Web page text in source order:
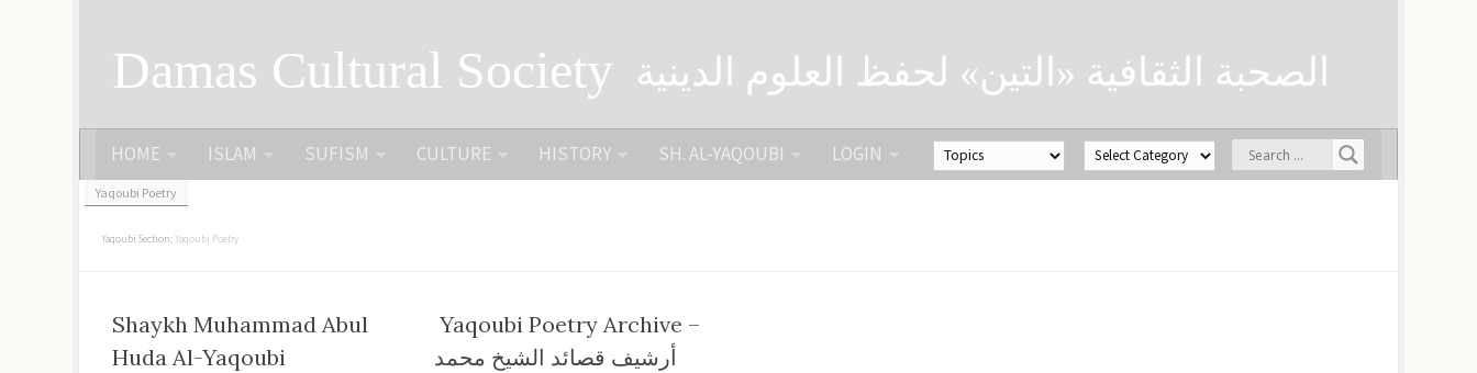
Damas Cultural Society الصحبة الثقافية «التين» لحفظ العلوم الدينية
HOME ISLAM SUFISM CULTURE HISTORY SH. AL-YAQOUBI LOGIN
Yaqoubi Poetry
Yaqoubi Section:Yaqoubi Poetry
Shaykh Muhammad Abul
Huda Al-Yaqoubi
Yaqoubi Poetry Archive –
أرشيف قصائد الشيخ محمد